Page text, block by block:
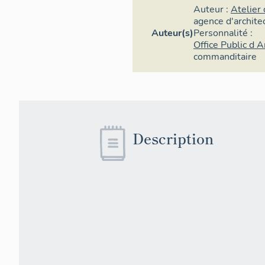
Auteur(s)
Auteur : Atelier
agence
Personnalité :
Office Public d
commanditaire
Description